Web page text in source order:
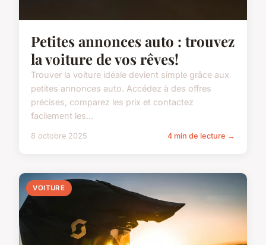
Petites annonces auto : trouvez
la voiture de vos rêves!
Trouver la voiture idéale devient simple grâce aux
petites annonces auto. Accédez à des offres
précises, comparez les prix et contactez
facilement les...
8 octobre 2025 4 min de lecture →
VOITURE